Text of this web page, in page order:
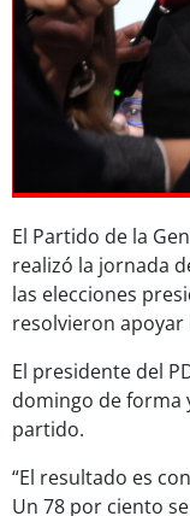
El Partido de la
realizó la jornada
las elecciones
resolvieron
El presidente del
domingo de forma
partido.
“El resultado es
Un 78 por ciento